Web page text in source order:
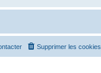
Supprimer les cookies